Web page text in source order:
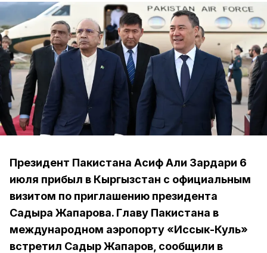
Президент Пакистана Асиф Али Зардари 6
июля прибыл в Кыргызстан с официальным
визитом по приглашению президента
Садыра Жапарова. Главу Пакистана в
международном аэропорту «Иссык-Куль»
встретил Садыр Жапаров, сообщили в